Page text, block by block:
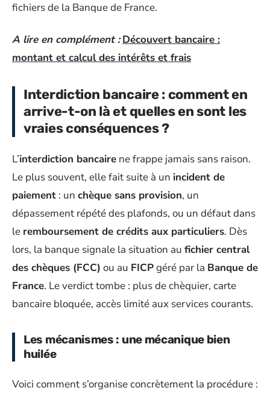
fichiers de la Banque de France.
A lire en complément : Découvert bancaire :
montant et calcul des intérêts et frais
Interdiction bancaire : comment en
arrive-t-on là et quelles en sont les
vraies conséquences ?
L’interdiction bancaire ne frappe jamais sans raison.
Le plus souvent, elle fait suite à un incident de
paiement : un chèque sans provision, un
dépassement répété des plafonds, ou un défaut dans
le remboursement de crédits aux particuliers. Dès
lors, la banque signale la situation au fichier central
des chèques (FCC) ou au FICPgéré par la Banque de
France. Le verdict tombe : plus de chèquier, carte
bancaire bloquée, accès limité aux services courants.
Les mécanismes : une mécanique bien
huilée
Voici comment s’organise concrètement la procédure :